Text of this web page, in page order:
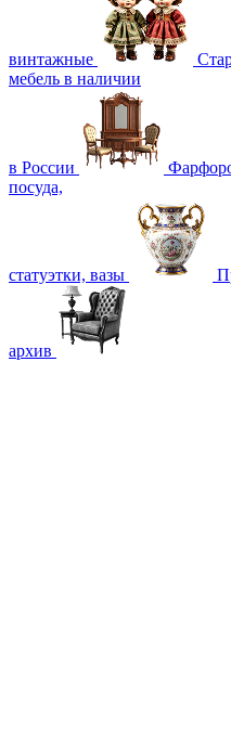
винтажные
мебель в наличии
в России
посуда,
статуэтки, вазы
архив